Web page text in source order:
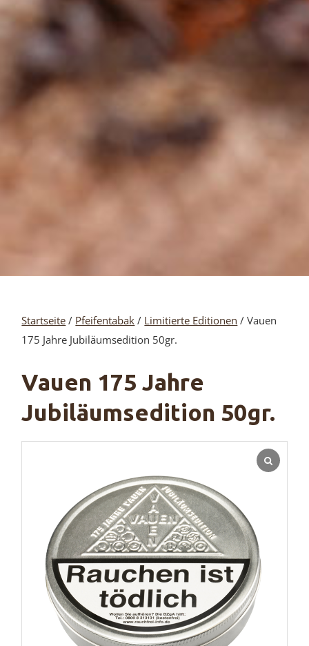
Startseite / Pfeifentabak / Limitierte Editionen / Vauen
175 Jahre Jubiläumsedition 50gr.
Vauen 175 Jahre
Jubiläumsedition 50gr.